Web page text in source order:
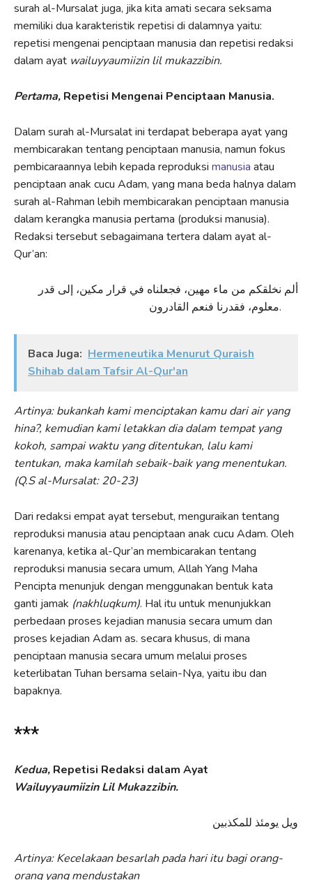
surah al-Mursalat juga, jika kita amati secara seksama
memiliki dua karakteristik repetisi di dalamnya yaitu:
repetisi mengenai penciptaan manusia dan repetisi redaksi
dalam ayat wailuyyaumiizin lil mukazzibin.
Pertama, Repetisi Mengenai Penciptaan Manusia.
Dalam surah al-Mursalat ini terdapat beberapa ayat yang
membicarakan tentang penciptaan manusia, namun fokus
pembicaraannya lebih kepada reproduksi manusia atau
penciptaan anak cucu Adam, yang mana beda halnya dalam
surah al-Rahman lebih membicarakan penciptaan manusia
dalam kerangka manusia pertama (produksi manusia).
Redaksi tersebut sebagaimana tertera dalam ayat al-
Qur’an:
ألم نخلقكم من ماء مهين، فجعلناه في قرار مكين، إلى قدر
معلوم، فقدرنا فنعم القادرون.
Baca Juga: Hermeneutika Menurut Quraish
Shihab dalam Tafsir Al-Qur'an
Artinya: bukankah kami menciptakan kamu dari air yang
hina?, kemudian kami letakkan dia dalam tempat yang
kokoh, sampai waktu yang ditentukan, lalu kami
tentukan, maka kamilah sebaik-baik yang menentukan.
(Q.S al-Mursalat: 20-23)
Dari redaksi empat ayat tersebut, menguraikan tentang
reproduksi manusia atau penciptaan anak cucu Adam. Oleh
karenanya, ketika al-Qur’an membicarakan tentang
reproduksi manusia secara umum, Allah Yang Maha
Pencipta menunjuk dengan menggunakan bentuk kata
ganti jamak (nakhluqkum). Hal itu untuk menunjukkan
perbedaan proses kejadian manusia secara umum dan
proses kejadian Adam as. secara khusus, di mana
penciptaan manusia secara umum melalui proses
keterlibatan Tuhan bersama selain-Nya, yaitu ibu dan
bapaknya.
***
Kedua, Repetisi Redaksi dalam Ayat
Wailuyyaumiizin Lil Mukazzibin.
ويل يومئذ للمكذبين
Artinya: Kecelakaan besarlah pada hari itu bagi orang-
orang yang mendustakan